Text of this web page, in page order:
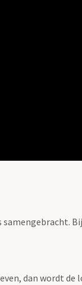
dan wordt de